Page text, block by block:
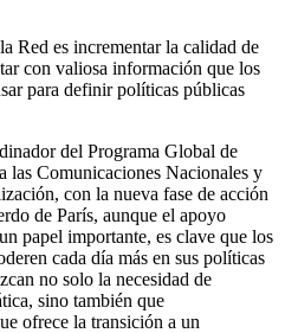
Red es incrementar la calidad de
con valiosa información que los
para definir políticas públicas
del Programa Global de
Comunicaciones Nacionales y
con la nueva fase de acción
de París, aunque el apoyo
papel importante, es clave que los
cada día más en sus políticas
no solo la necesidad de
sino también que
ofrece la transición a un